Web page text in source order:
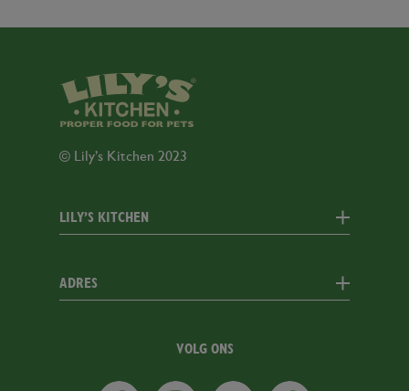
© Lily’s Kitchen 2023
LILY’S KITCHEN
COOKIEBELEID
BEPALINGEN
ADRES
2-16 Goodge StreetVOLG ONS
LilysFacebookLilysInstagramLilysLinkedin